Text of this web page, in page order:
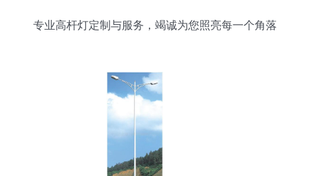
专业高杆灯定制与服务，竭诚为您照亮每一个角落